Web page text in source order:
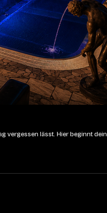
vergessen lässt. Hier beginnt dein